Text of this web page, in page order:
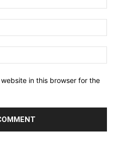
in this browser for the